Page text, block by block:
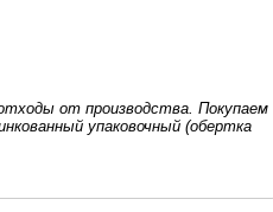
от производства. Покупаем
упаковочный (обертка